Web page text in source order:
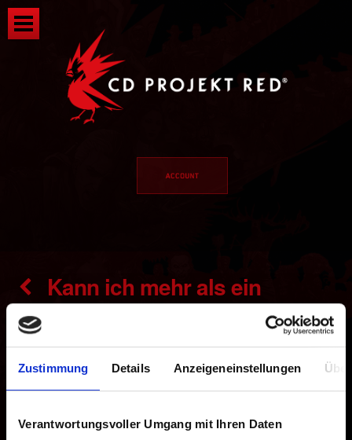
Zustimmung Details Anzeigeneinstellungen
Verantwortungsvoller Umgang mit Ihren Daten
Kann ich mehr als ein
Plattformkonto mit meinem CD
PROJEKT RED-Konto